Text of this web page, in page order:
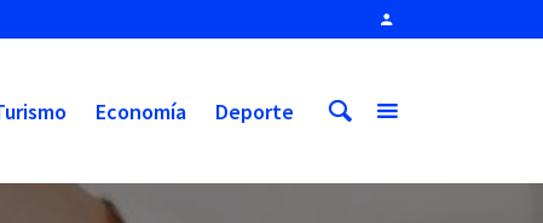
Economía Deporte